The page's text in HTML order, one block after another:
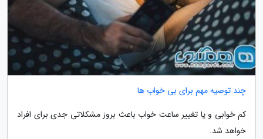
چند توصیه مهم برای بی خواب ها
کم خوابی و یا تغییر ساعت خواب باعث بروز مشکلاتی جدی برای افراد
خواهد شد.